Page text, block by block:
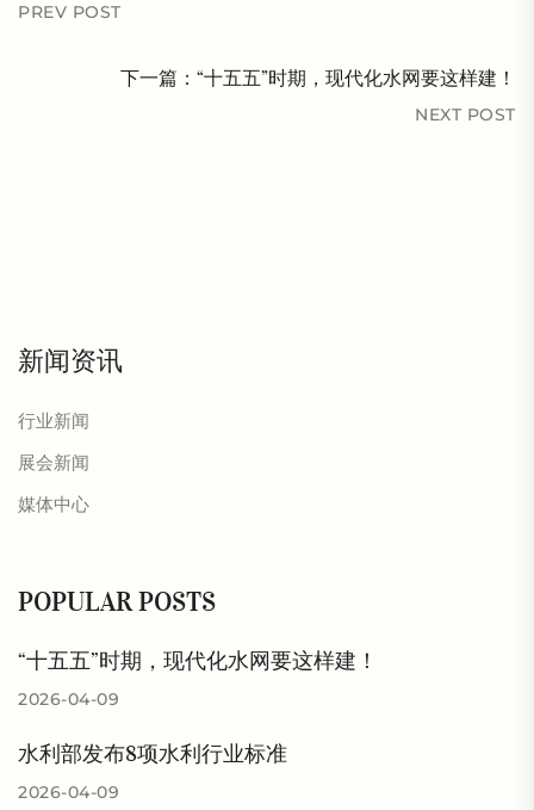
PREV POST
下一篇： “十五五”时期，现代化水网要这样建！
NEXT POST
新闻资讯
行业新闻
展会新闻
媒体中心
POPULAR POSTS
“十五五”时期，现代化水网要这样建！
2026-04-09
水利部发布8项水利行业标准
2026-04-09